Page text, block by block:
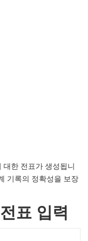
한 전표가 생성됩니
기록의 정확성을 보장
표 입력